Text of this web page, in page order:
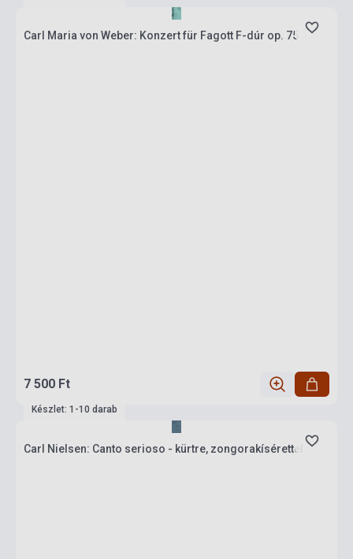
Carl Maria von Weber: Konzert für Fagott F-dúr op. 75
7 500 Ft
Készlet: 1-10 darab
Carl Nielsen: Canto serioso - kürtre, zongorakísérettel